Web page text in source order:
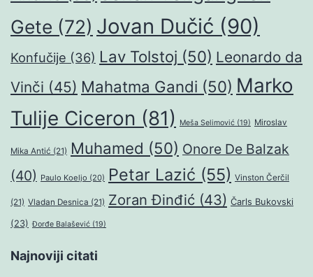
Gete (72) Jovan Dučić (90)
Konfučije (36) Lav Tolstoj (50) Leonardo da
Vinči (45) Mahatma Gandi (50) Marko
Tulije Ciceron (81) Meša Selimović (19) Miroslav
Mika Antić (21) Muhamed (50) Onore De Balzak
(40) Paulo Koeljo (20) Petar Lazić (55) Vinston Čerčil
(21) Vladan Desnica (21) Zoran Đinđić (43) Čarls Bukovski
(23) Đorđe Balašević (19)
Najnoviji citati